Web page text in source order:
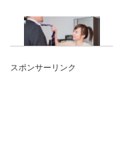
スポンサーリンク